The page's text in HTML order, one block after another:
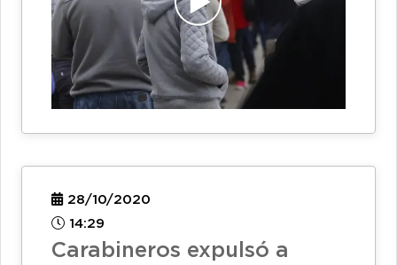
28/10/2020
14:29
Carabineros expulsó a